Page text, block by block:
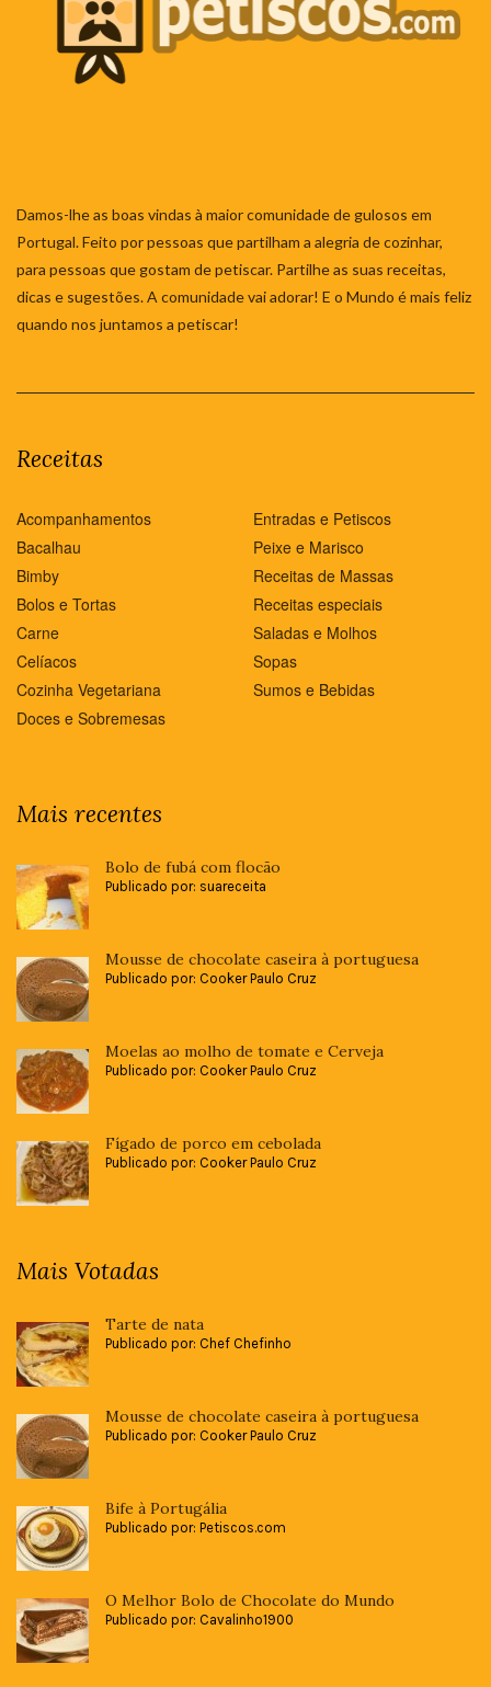
Damos-lhe as boas vindas à maior comunidade de gulosos em
Portugal. Feito por pessoas que partilham a alegria de cozinhar,
para pessoas que gostam de petiscar. Partilhe as suas receitas,
dicas e sugestões. A comunidade vai adorar! E o Mundo é mais feliz
quando nos juntamos a petiscar!
Receitas
Acompanhamentos
Bacalhau
Bimby
Bolos e Tortas
Carne
Celíacos
Cozinha Vegetariana
Doces e Sobremesas
Entradas e Petiscos
Peixe e Marisco
Receitas de Massas
Receitas especiais
Saladas e Molhos
Sopas
Sumos e Bebidas
Mais recentes
Bolo de fubá com flocão
Publicado por: suareceita
Mousse de chocolate caseira à portuguesa
Publicado por: Cooker Paulo Cruz
Moelas ao molho de tomate e Cerveja
Publicado por: Cooker Paulo Cruz
Fígado de porco em cebolada
Publicado por: Cooker Paulo Cruz
Mais Votadas
Tarte de nata
Publicado por: Chef Chefinho
Mousse de chocolate caseira à portuguesa
Publicado por: Cooker Paulo Cruz
Bife à Portugália
Publicado por: Petiscos.com
O Melhor Bolo de Chocolate do Mundo
Publicado por: Cavalinho1900